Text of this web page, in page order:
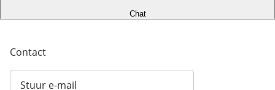
Chat
Contact
Stuur e-mail